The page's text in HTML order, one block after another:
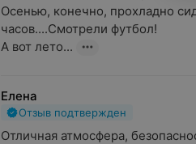
того, атмосфера арены
как места, где «рождаются
стадион «Динамо» —
Осенью, конечно, прохладно
часов....Смотрели футбол!
А вот лето...
Елена
Отзыв подтвержден
Отличная атмосфера,